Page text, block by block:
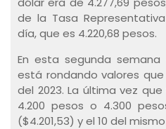
de la Tasa
día, que es 4.220,68 pesos.
En esta segunda
está rondando valores
del 2023. La última vez
4.200 pesos o 4.300
($4.201,53) y el 10 del